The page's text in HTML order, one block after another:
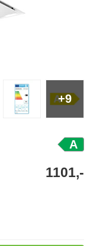
+9
A
1101,-